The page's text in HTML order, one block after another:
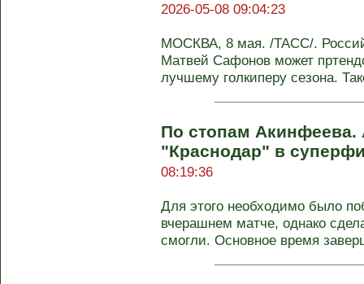
2026-05-08 09:04:23
МОСКВА, 8 мая. /ТАСС/.
Матвей Сафонов может
лучшему голкиперу сезона.
По стопам Акинфеева.
"Краснодар" в
08:19:36
Для этого необходимо было
вчерашнем матче, однако
смогли. Основное время